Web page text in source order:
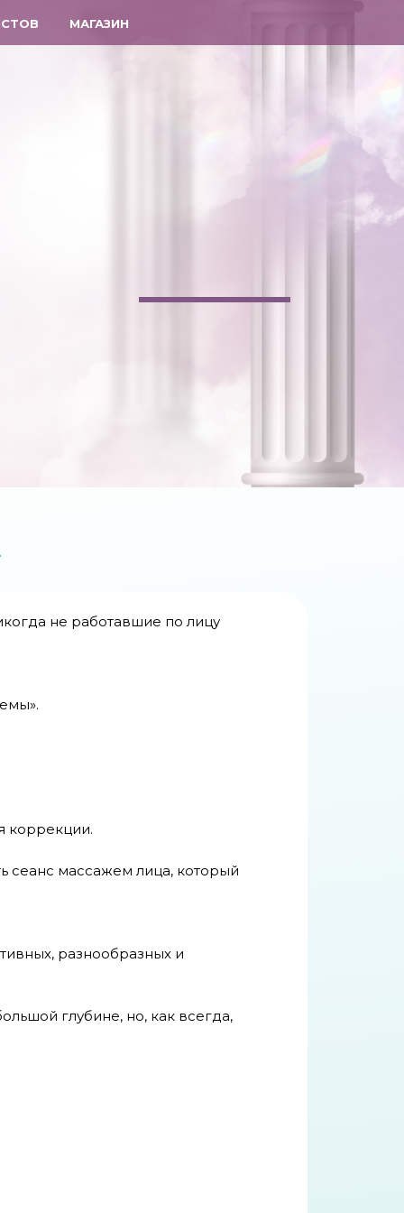
МАГАЗИН
не работавшие по лицу
коррекции.
сеанс массажем лица, который
разнообразных и
глубине, но, как всегда,